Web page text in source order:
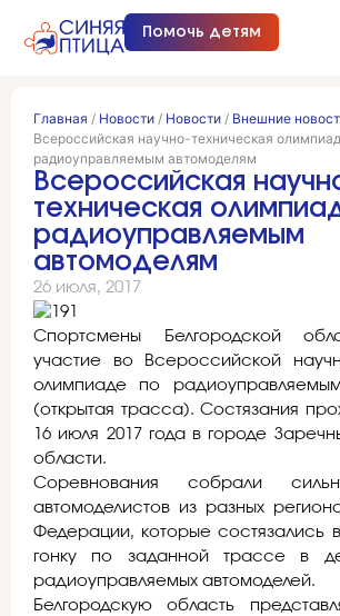
Помочь детям
Главная / Новости / Новости / Внешние
Всероссийская научно-техническая
радиоуправляемым автомоделям
Всероссийская
техническая
радиоуправляемым
автомоделям
26 июля, 2017
Спортсмены Белгородской
участие во Всероссийской
олимпиаде по
(открытая трасса). Состязания
16 июля 2017 года в городе
области.
Соревнования собрали
автомоделистов из разных
Федерации, которые состязались
гонку по заданной трассе в
радиоуправляемых автомоделей.
Белгородскую область